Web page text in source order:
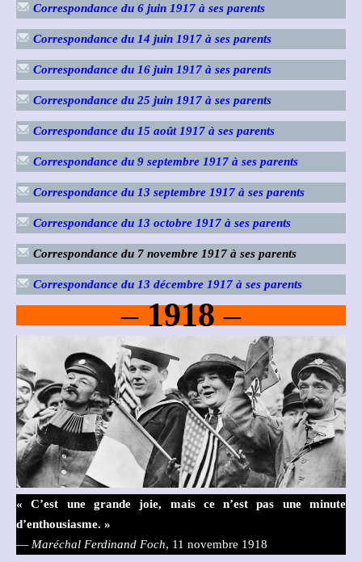
Correspondance du 6 juin 1917 à ses parents
Correspondance du 14 juin 1917 à ses parents
Correspondance du 16 juin 1917 à ses parents
Correspondance du 25 juin 1917 à ses parents
Correspondance du 15 août 1917 à ses parents
Correspondance du 9 septembre 1917 à ses parents
Correspondance du 13 septembre 1917 à ses parents
Correspondance du 13 octobre 1917 à ses parents
Correspondance du 7 novembre 1917 à ses parents
Correspondance du 13 décembre 1917 à ses parents
–1918–
« C’est une grande joie, mais ce n’est pas une minute
d’enthousiasme. »
— Maréchal Ferdinand Foch, 11 novembre 1918